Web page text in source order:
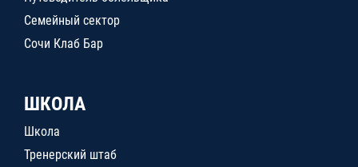
Семейный сектор
Сочи Клаб Бар
ШКОЛА
Школа
Тренерский штаб